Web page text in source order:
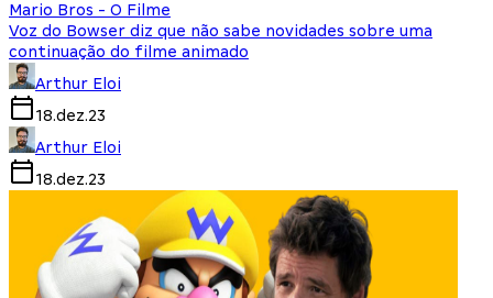
Mario Bros - O Filme
Voz do Bowser diz que não sabe novidades sobre uma
continuação do filme animado
Arthur Eloi
18.dez.23
Arthur Eloi
18.dez.23